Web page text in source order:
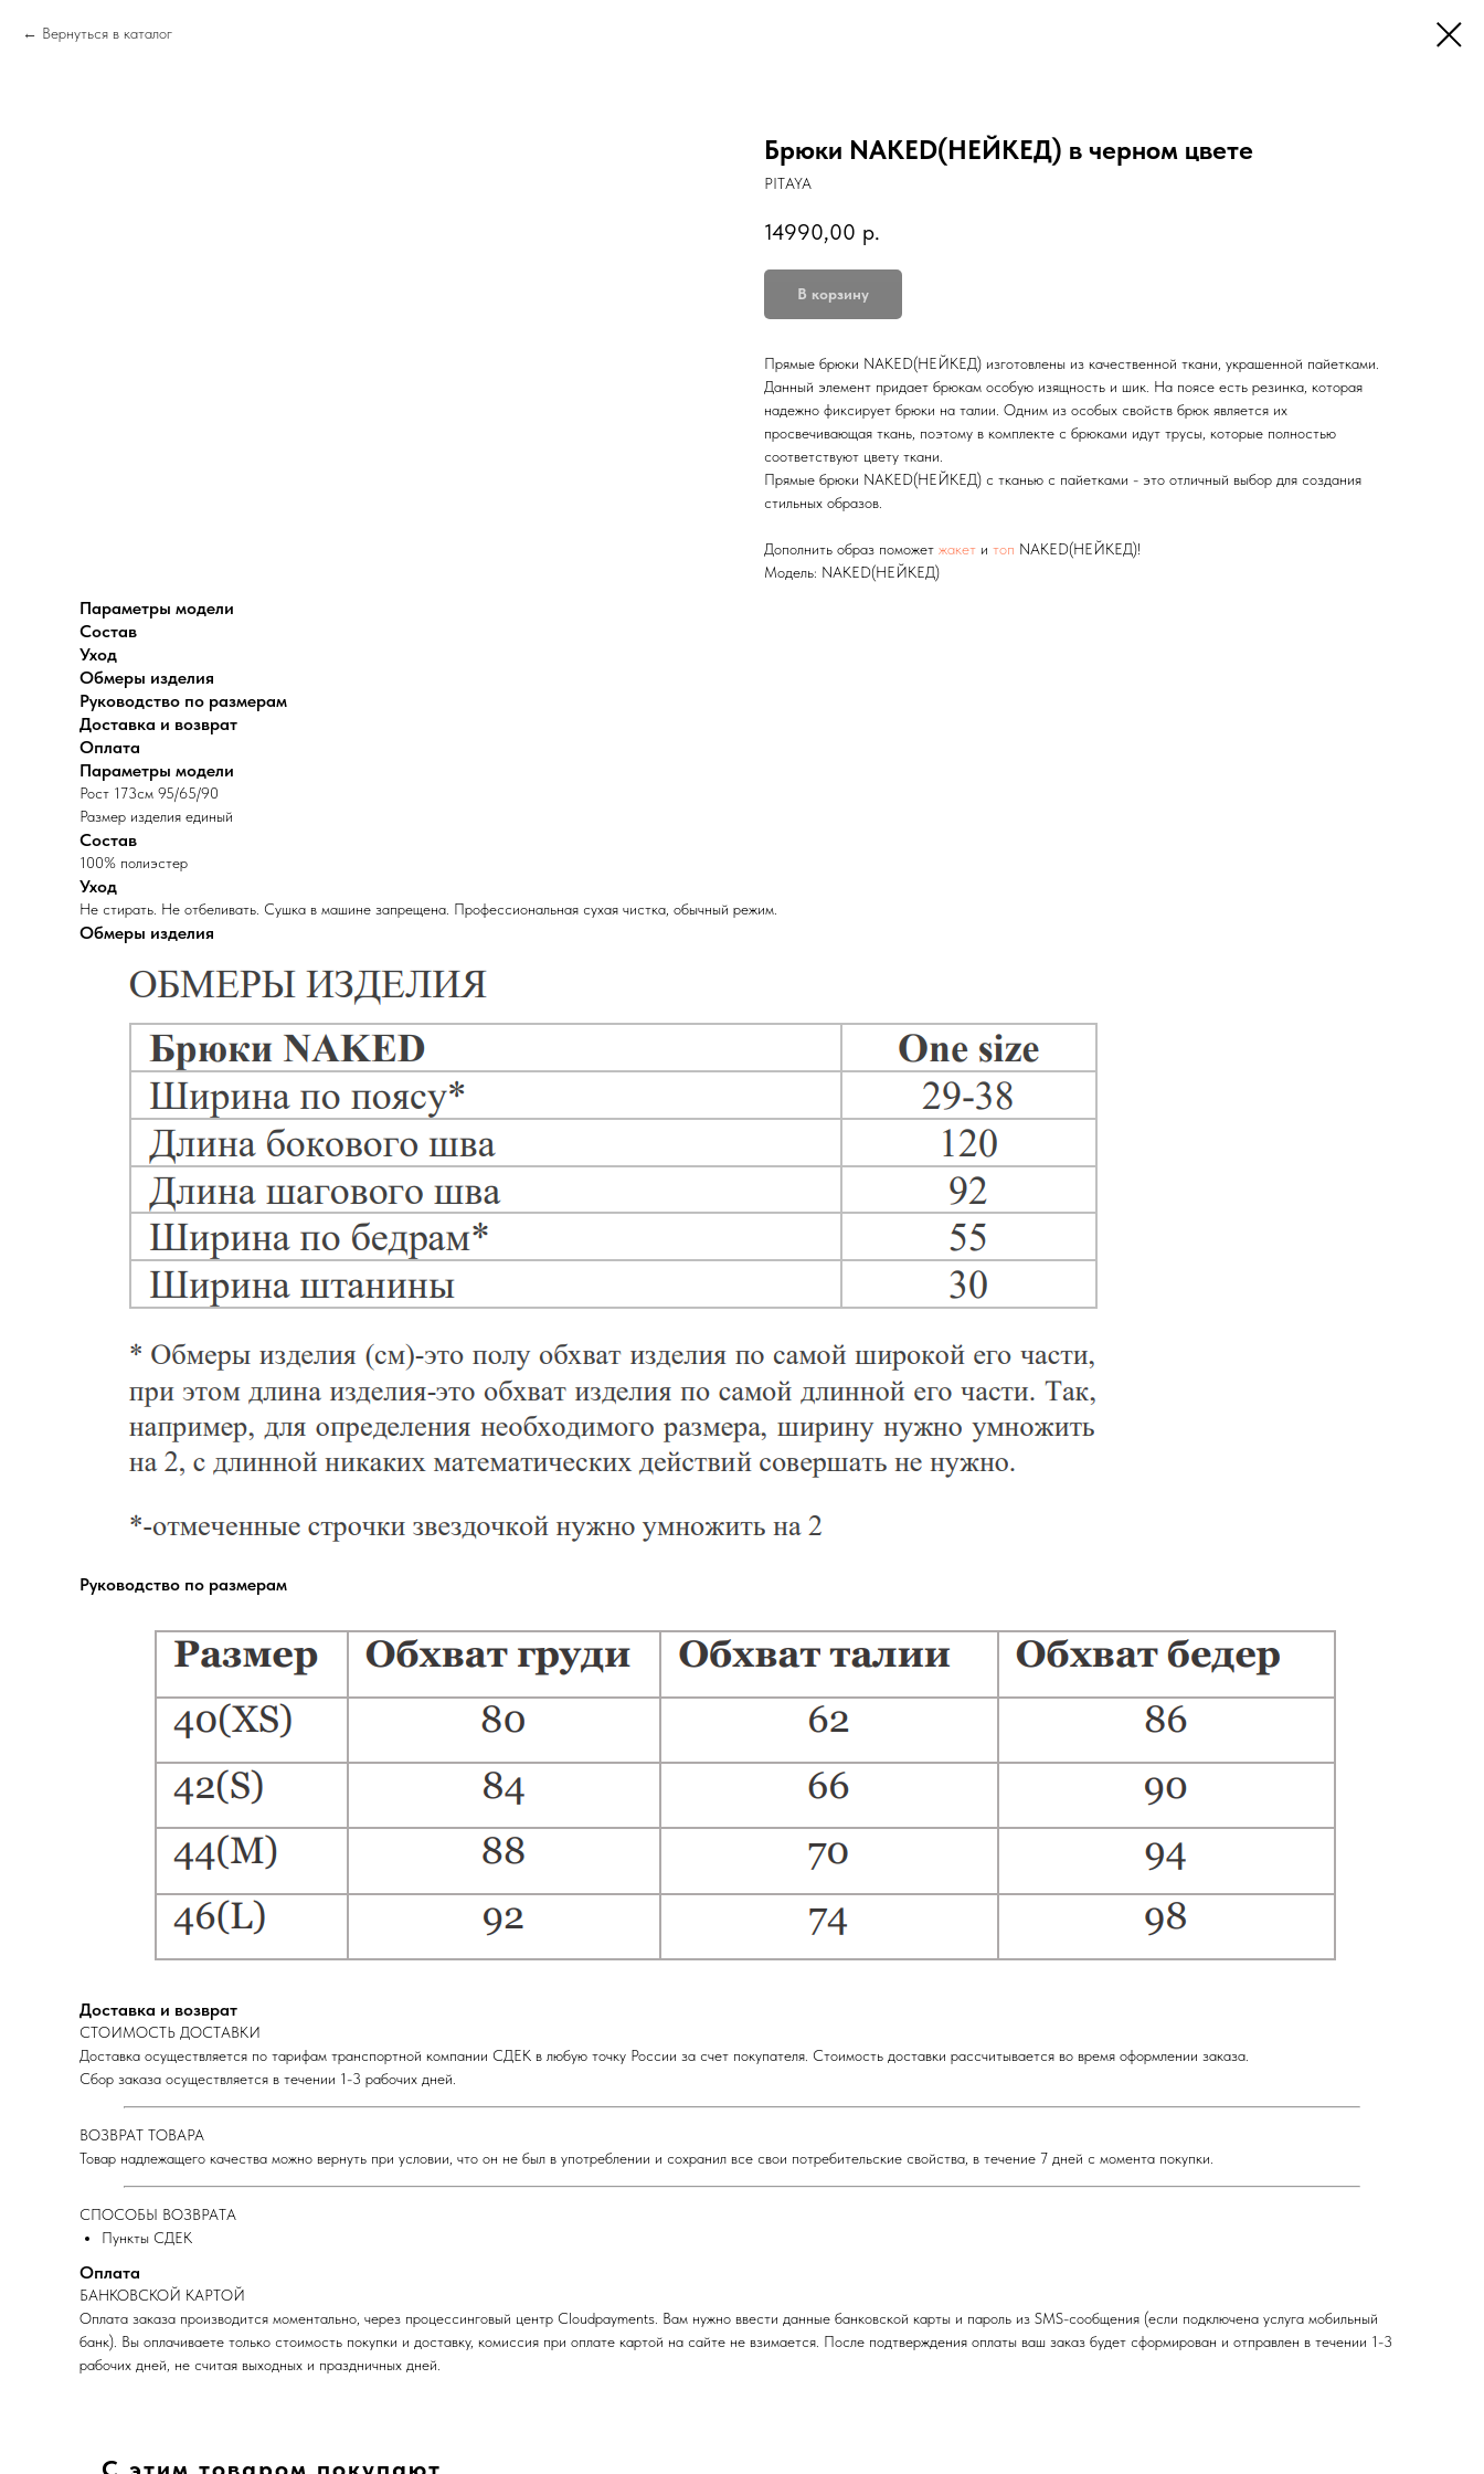
Вернуться в каталог
Брюки NAKED(НЕЙКЕД) в черном цвете
PITAYA
14990,00 р.
В корзину
Прямые брюки NAKED(НЕЙКЕД) изготовлены из качественной ткани, украшенной пайетками.
Данный элемент придает брюкам особую изящность и шик. На поясе есть резинка, которая
надежно фиксирует брюки на талии. Одним из особых свойств брюк является их
просвечивающая ткань, поэтому в комплекте с брюками идут трусы, которые полностью
соответствуют цвету ткани.
Прямые брюки NAKED(НЕЙКЕД) с тканью с пайетками - это отличный выбор для создания
стильных образов.
Дополнить образ поможет жакет и топ NAKED(НЕЙКЕД)!
Модель: NAKED(НЕЙКЕД)
Параметры модели
Состав
Уход
Обмеры изделия
Руководство по размерам
Доставка и возврат
Оплата
Параметры модели
Рост 173см 95/65/90
Размер изделия единый
Состав
100% полиэстер
Уход
Не стирать. Не отбеливать. Сушка в машине запрещена. Профессиональная сухая чистка, обычный режим.
Обмеры изделия
Руководство по размерам
Доставка и возврат
СТОИМОСТЬ ДОСТАВКИ
Доставка осуществляется по тарифам транспортной компании СДЕК в любую точку России за счет покупателя. Стоимость доставки рассчитывается во время оформлении заказа.
Сбор заказа осуществляется в течении 1-3 рабочих дней.
ВОЗВРАТ ТОВАРА
Товар надлежащего качества можно вернуть при условии, что он не был в употреблении и сохранил все свои потребительские свойства, в течение 7 дней с момента покупки.
СПОСОБЫ ВОЗВРАТА
Пункты СДЕК
Оплата
БАНКОВСКОЙ КАРТОЙ
Оплата заказа производится моментально, через процессинговый центр Cloudpayments. Вам нужно ввести данные банковской карты и пароль из SMS-сообщения (если подключена услуга мобильный
банк). Вы оплачиваете только стоимость покупки и доставку, комиссия при оплате картой на сайте не взимается. После подтверждения оплаты ваш заказ будет сформирован и отправлен в течении 1-3
рабочих дней, не считая выходных и праздничных дней.